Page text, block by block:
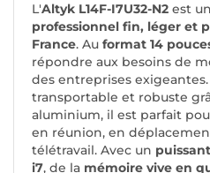
L'Altyk L14F-I7U32-N2 est un
professionnel fin, léger et
France. Au format 14
répondre aux besoins de
des entreprises
transportable et robuste
aluminium, il est parfait
en réunion, en
télétravail. Avec un
i7, de la mémoire vive en